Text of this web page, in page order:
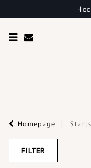
Homepage
FILTER